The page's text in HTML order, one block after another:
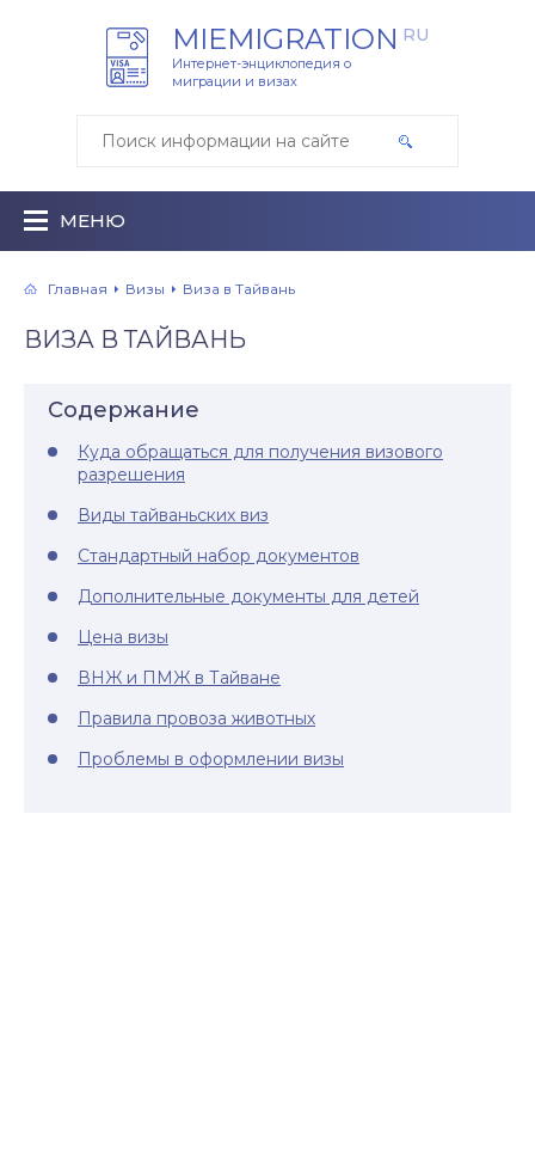
MIEMIGRATION RU
Интернет-энциклопедия о
миграции и визах
МЕНЮ
Главная Визы Виза в Тайвань
ВИЗА В ТАЙВАНЬ
Содержание
Куда обращаться для получения визового
разрешения
Виды тайваньских виз
Стандартный набор документов
Дополнительные документы для детей
Цена визы
ВНЖ и ПМЖ в Тайване
Правила провоза животных
Проблемы в оформлении визы